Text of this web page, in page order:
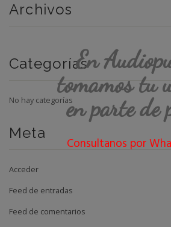
Archivos
Categorías
No hay categorías
Meta
Acceder
Feed de entradas
Feed de comentarios
En
tomamos tu
en parte de
Consultanos por